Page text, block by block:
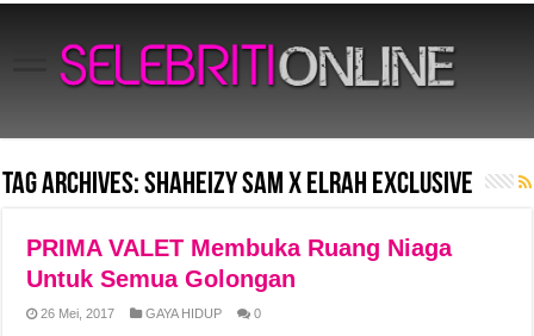
Tag Archives:Shaheizy Sam X Elrah Exclusive
PRIMA VALET Membuka Ruang Niaga
Untuk Semua Golongan
26 Mei, 2017 GAYA HIDUP 0